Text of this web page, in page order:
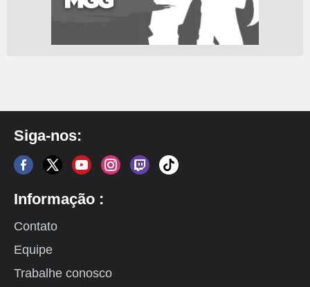
Siga-nos:
Informação :
Contato
Equipe
Trabalhe conosco